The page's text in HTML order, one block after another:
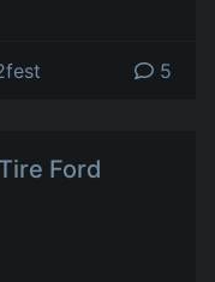
5
Ford